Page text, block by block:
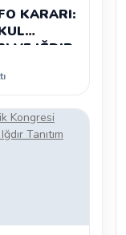
KARARI:
VE IĞDIR